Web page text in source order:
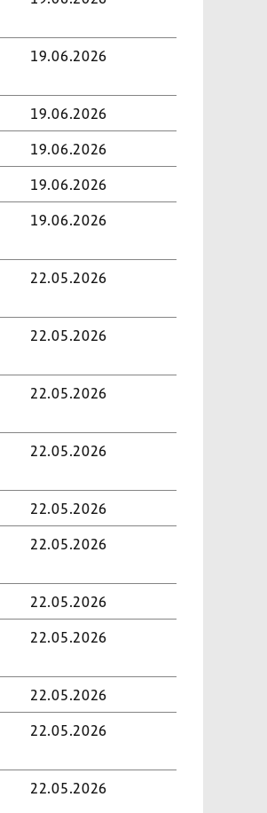
19.06.2026
19.06.2026
19.06.2026
19.06.2026
19.06.2026
22.05.2026
22.05.2026
22.05.2026
22.05.2026
22.05.2026
22.05.2026
22.05.2026
22.05.2026
22.05.2026
22.05.2026
22.05.2026